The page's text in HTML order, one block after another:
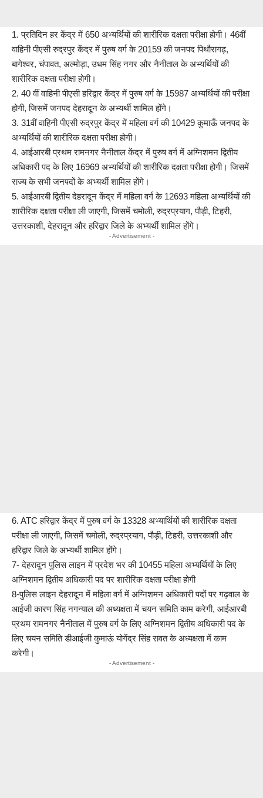
1. प्रतिदिन हर केंद्र में 650 अभ्यर्थियों की शारीरिक दक्षता परीक्षा होगी। 46वीं
वाहिनी पीएसी रुद्रपुर केंद्र में पुरुष वर्ग के 20159 की जनपद पिथौरागढ़,
बागेश्वर, चंपावत, अल्मोड़ा, उधम सिंह नगर और नैनीताल के अभ्यर्थियों की
शारीरिक दक्षता परीक्षा होगी।
2. 40 वीं वाहिनी पीएसी हरिद्वार केंद्र में पुरुष वर्ग के 15987 अभ्यर्थियों की परीक्षा
होगी, जिसमें जनपद देहरादून के अभ्यर्थी शामिल होंगे।
3. 31वीं वाहिनी पीएसी रुद्रपुर केंद्र में महिला वर्ग की 10429 कुमाऊँ जनपद के
अभ्यर्थियों की शारीरिक दक्षता परीक्षा होगी।
4. आईआरबी प्रथम रामनगर नैनीताल केंद्र में पुरुष वर्ग में अग्निशमन द्वितीय
अधिकारी पद के लिए 16969 अभ्यर्थियों की शारीरिक दक्षता परीक्षा होगी। जिसमें
राज्य के सभी जनपदों के अभ्यर्थी शामिल होंगे।
5. आईआरबी द्वितीय देहरादून केंद्र में महिला वर्ग के 12693 महिला अभ्यर्थियों की
शारीरिक दक्षता परीक्षा ली जाएगी, जिसमें चमोली, रुद्रप्रयाग, पौड़ी, टिहरी,
उत्तरकाशी, देहरादून और हरिद्वार जिले के अभ्यर्थी शामिल होंगे।
- Advertisement -
6. ATC हरिद्वार केंद्र में पुरुष वर्ग के 13328 अभ्यार्थियों की शारीरिक दक्षता
परीक्षा ली जाएगी, जिसमें चमोली, रुद्रप्रयाग, पौड़ी, टिहरी, उत्तरकाशी और
हरिद्वार जिले के अभ्यर्थी शामिल होंगे।
7- देहरादून पुलिस लाइन में प्रदेश भर की 10455 महिला अभ्यर्थियों के लिए
अग्निशमन द्वितीय अधिकारी पद पर शारीरिक दक्षता परीक्षा होगी
8-पुलिस लाइन देहरादून में महिला वर्ग में अग्निशमन अधिकारी पदों पर गढ़वाल के
आईजी कारण सिंह नगन्याल की अध्यक्षता में चयन समिति काम करेगी, आईआरबी
प्रथम रामनगर नैनीताल में पुरुष वर्ग के लिए अग्निशमन द्वितीय अधिकारी पद के
लिए चयन समिति डीआईजी कुमाऊं योगेंद्र सिंह रावत के अध्यक्षता में काम
करेगी।
- Advertisement -